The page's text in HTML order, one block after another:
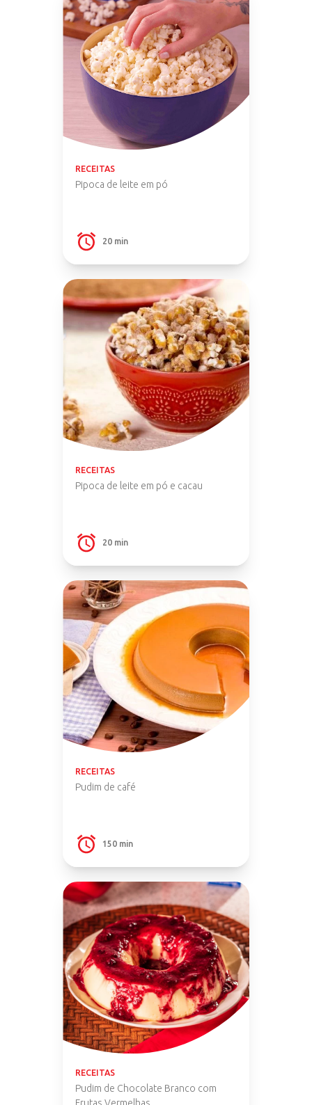
RECEITAS
Pipoca de leite em pó
20 min
RECEITAS
Pipoca de leite em pó e cacau
20 min
RECEITAS
Pudim de café
150 min
RECEITAS
Pudim de Chocolate Branco com